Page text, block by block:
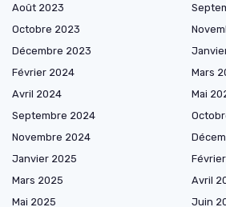
Août 2023
Octobre 2023
Décembre 2023
Février 2024
Mars
Avril 2024
Mai
Septembre 2024
Novembre 2024
Janvier 2025
Mars 2025
Avril
Mai 2025
Juin